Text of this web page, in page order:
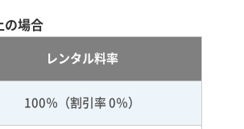
の場合
レンタル料率
100％（割引率 0％）